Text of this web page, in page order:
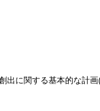
出に関する基本的な計画